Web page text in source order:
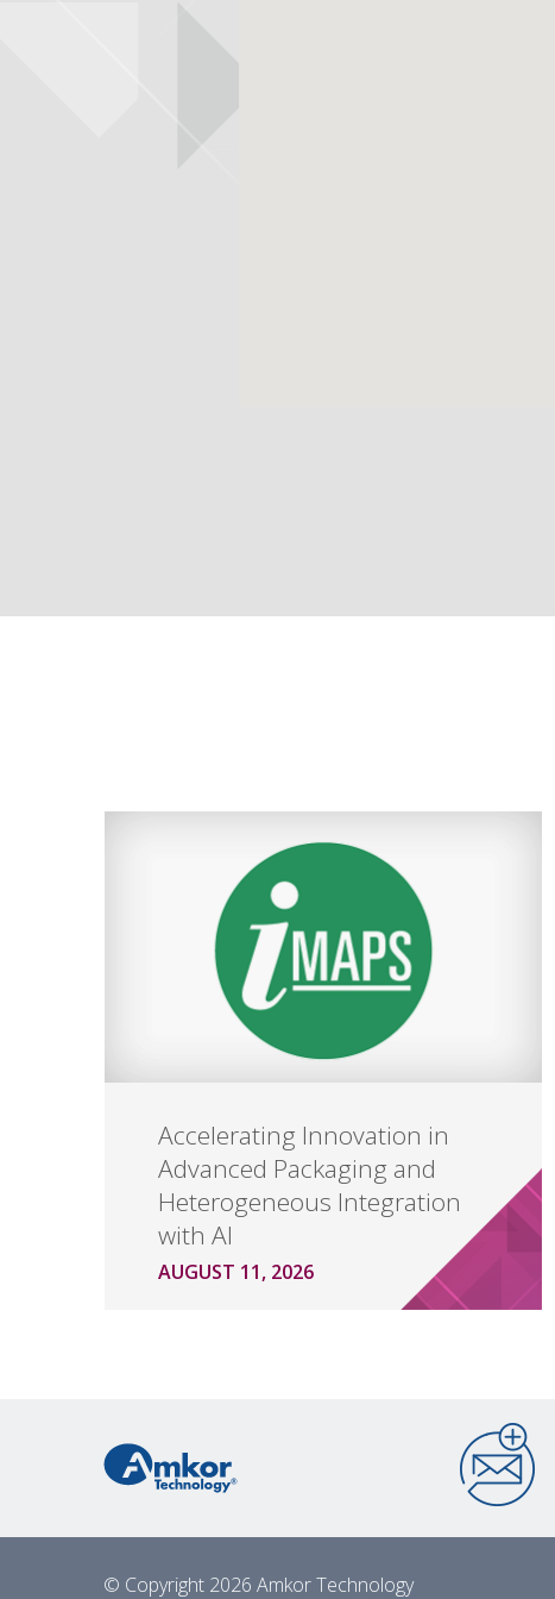
Accelerating Innovation in
Advanced Packaging and
Heterogeneous Integration
with AI
AUGUST 11, 2026
© Copyright 2026 Amkor Technology